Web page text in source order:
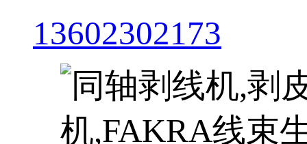
13602302173